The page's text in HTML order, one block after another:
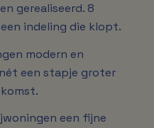
gerealiseerd. 8
indeling die klopt.
modern en
een stapje groter
een fijne